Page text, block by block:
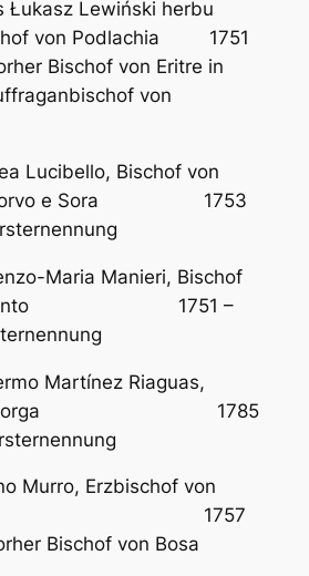
Lewiński herbu
von Podlachia 1751
Bischof von Eritre in
von
Lucibello, Bischof von
e Sora 1753
Maria Manieri, Bischof
Bitonto 1751 –
Martínez Riaguas,
Astorga 1785
Murro, Erzbischof von
1757
Bischof von Bosa